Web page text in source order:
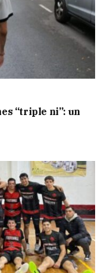
“triple ni”: un